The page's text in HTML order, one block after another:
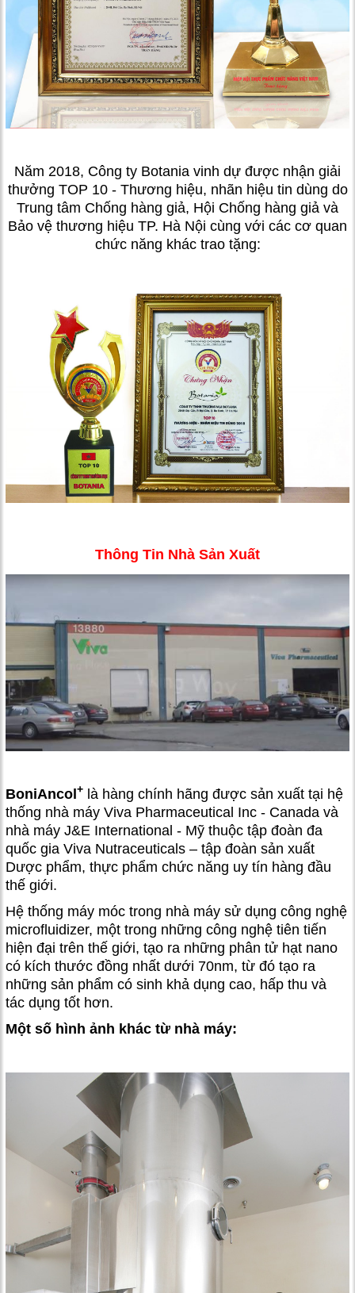
Năm 2018, Công ty Botania vinh dự được nhận giải
thưởng TOP 10 - Thương hiệu, nhãn hiệu tin dùng do
Trung tâm Chống hàng giả, Hội Chống hàng giả và
Bảo vệ thương hiệu TP. Hà Nội cùng với các cơ quan
chức năng khác trao tặng:
Thông Tin Nhà Sản Xuất
BoniAncol + là hàng chính hãng được sản xuất tại hệ
thống nhà máy Viva Pharmaceutical Inc - Canada và
nhà máy J&E International - Mỹ thuộc tập đoàn đa
quốc gia Viva Nutraceuticals – tập đoàn sản xuất
Dược phẩm, thực phẩm chức năng uy tín hàng đầu
thế giới.
Hệ thống máy móc trong nhà máy sử dụng công nghệ
microfluidizer, một trong những công nghệ tiên tiến
hiện đại trên thế giới, tạo ra những phân tử hạt nano
có kích thước đồng nhất dưới 70nm, từ đó tạo ra
những sản phẩm có sinh khả dụng cao, hấp thu và
tác dụng tốt hơn.
Một số hình ảnh khác từ nhà máy: